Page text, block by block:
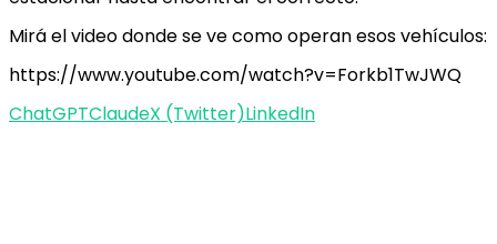
Mirá el video donde se ve como operan esos vehículos:
https://www.youtube.com/watch?v=Forkb1TwJWQ
ChatGPTClaudeX (Twitter)LinkedIn